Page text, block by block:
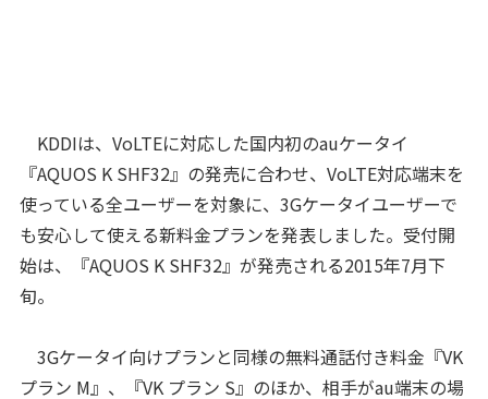
KDDIは、VoLTEに対応した国内初のauケータイ
『AQUOS K SHF32』の発売に合わせ、VoLTE対応端末を
使っている全ユーザーを対象に、3Gケータイユーザーで
も安心して使える新料金プランを発表しました。受付開
始は、『AQUOS K SHF32』が発売される2015年7月下
旬。
3Gケータイ向けプランと同様の無料通話付き料金『VK
プラン M』、『VK プラン S』のほか、相手がau端末の場